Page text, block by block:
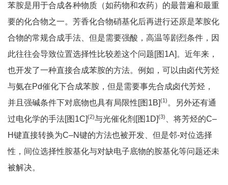
苯胺是用于合成各种物质（如药物和农药）的最普遍和最重
要的化合物之一。芳香化合物硝基化后再进行还原是苯胺化
合物的常规合成手法、但是需要强酸，高温等剧烈条件，因
此往往会导致位置选择性比较差这个问题[图 1A] 。近年来，
也开发了一种直接合成苯胺的方法。例如，可以由卤代芳烃
与氨在Pd催化下合成苯胺，但是需要事先合成卤代芳烃，
并且强碱条件下对底物也具有局限性[图 1B](1) 。另外还有通
过电化学的手法[图 1C](2)与光催化剂 [图 1D](3) 、将芳烃的C–
H键直接转换为C–N键的方法也被开发 、但是邻-对位选择
性，间位选择性胺基化与对缺电子底物的胺基化等问题还未
被解决。